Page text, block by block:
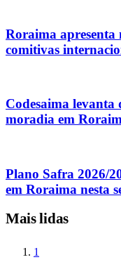
Roraima apresenta
comitivas
Codesaima levanta
moradia em
Plano Safra 2026/
em Roraima nesta
Mais lidas
1